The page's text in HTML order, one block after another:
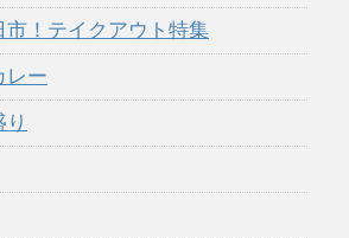
市！テイクアウト特集
レー